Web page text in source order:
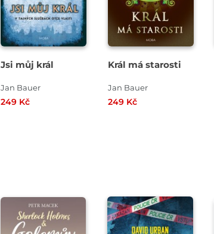
Jsi můj král
Jan Bauer
249 Kč
Král má starosti
Jan Bauer
249 Kč